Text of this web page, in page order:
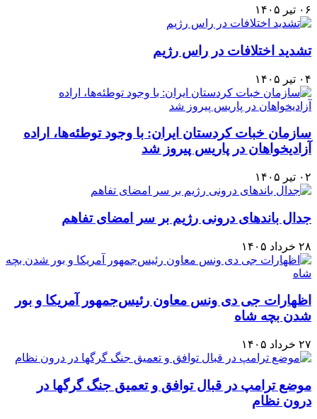
۰۶ تیر ۱۴۰۵
تشدید اختلافات در راس رژیم
۰۴ تیر ۱۴۰۵
سازمان خبات کردستان ایران: با وجود توطئه‌ها، اراده
آزادیخواهان در پاریس پیروز شد
۰۲ تیر ۱۴۰۵
جدال باندهای درونی رژیم بر سر امضای تفاهم
۲۸ خرداد ۱۴۰۵
اظهارات جی دی ونس معاون رئیس‌جمهور آمریکا و بور
شدن بچه شاه
۲۷ خرداد ۱۴۰۵
موضع ترامپ در قبال توافق و تعمیق جنگ گرگها در
درون نظام